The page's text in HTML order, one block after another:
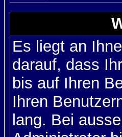
Es liegt an
darauf, dass
bis auf Ihren
Ihren
lang. Bei